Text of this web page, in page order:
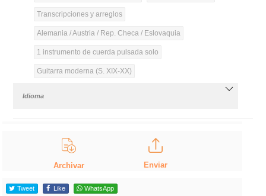
Transcripciones y arreglos
Alemania / Austria / Rep. Checa / Eslovaquia
1 instrumento de cuerda pulsada solo
Guitarra moderna (S. XIX-XX)
Idioma
Archivar Enviar
Tweet Like WhatsApp